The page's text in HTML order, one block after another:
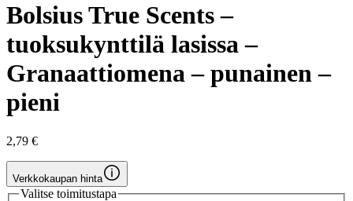
Bolsius True Scents –
tuoksukynttilä lasissa –
Granaattiomena – punainen –
pieni
2,79 €
Verkkokaupan hinta
Valitse toimitustapa